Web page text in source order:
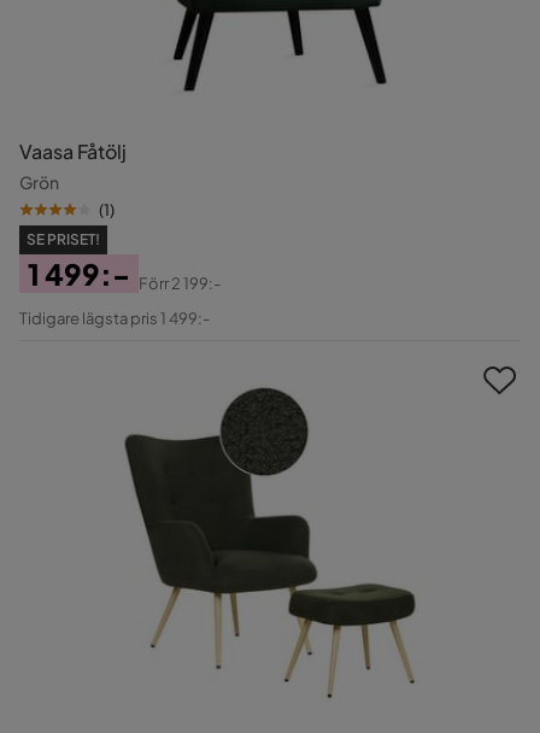
Vaasa Fåtölj
Grön
(1)
SE PRISET!
Pris
1 499:-
Original
Förr2 199:-
Tidigare lägsta pris 1 499:-